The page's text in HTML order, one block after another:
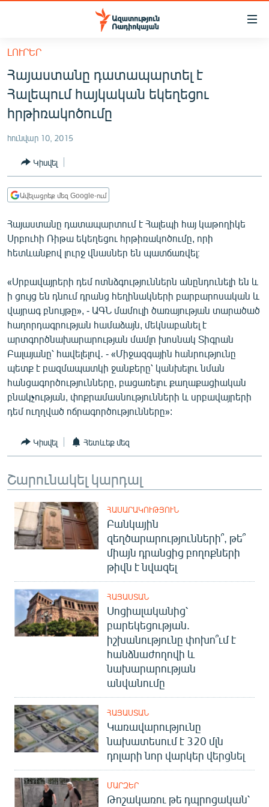
Մատչելիության
հիմնական
բովանդակությանը
Անցնել
հիմնական
մենյուին
ՀԱՅԱՍՏԱՆ
ՔԱՂԱՔԱԿԱՆ
ՀԱՍԱՐԱԿՈՒԹՅՈՒՆ
ՏՆՏԵՍՈՒԹՅՈՒՆ
ՊԱՏԵՐԱԶՄԻ 6 ՇԱԲԱԹՆԵՐԸ
ՏԱՐԱԾԱՇՐՋԱՆ
ՄԻՋԱԶԳԱՅԻՆ
ՄՇԱԿՈՒՅԹ
ՍՊՈՐՏ
ՄԵԿՆԱԲԱՆՈՒԹՅՈՒՆ
ՏՏ ԵՒ ԻՆՏԵՐՆԵՏ
ԿՈՐՈՆԱՎԻՐՈՒՍ
ԱՐԽԻՎ
ՁԳՏԵԼՈՎ ԼԱՎԱԳՈՒՅՆԻՆ
Հայերեն
English
ՀԵՏԵՎԵՔ ՄԵԶ
«Ազատության» բոլոր կայքերը
ԼՈՒՐԵՐ
Հայաստանը դատապարտել է
Հալեպում հայկական եկեղեցու
հրթիռակոծումը
հունվար 10, 2015
Կիսվել
Ավելացրեք մեզ Google-ում
Հայաստանը դատապարտում է Հալեպի հայ կաթողիկե
Սրբուհի Ռիթա եկեղեցու հրթիռակոծումը, որի
հետևանքով լուրջ վնասներ են պատճառվել։
«Սրբավայրերի դեմ ոտնձգություններն անընդունելի են և
ի ցույց են դնում դրանց հեղինակների բարբարոսական և
վայրագ բնույթը», - ԱԳՆ մամուլի ծառայության տարածած
հաղորդագրության համաձայն, մեկնաբանել է
արտգործնախարարության մամլո խոսնակ Տիգրան
Բալայանը՝ հավելելով․ - «Միջազգային հանրությունը
պետք է բազմապատկի ջանքերը՝ կանխելու նման
հանցագործությունները, բացառելու քաղաքացիական
բնակչության, փոքրամասնությունների և սրբավայրերի
դեմ ուղղված ոճրագործությունները»:
Կիսվել Հետևեք մեզ
Շարունակել կարդալ
ՀԱՍԱՐԱԿՈՒԹՅՈՒՆ
Բանկային
զեղծարարությունների՞, թե՞
միայն դրանցից բողոքների
թիվն է նվազել
ՀԱՅԱՍՏԱՆ
Սոցիալականից՝
բարեկեցության.
իշխանությունը փոխո՞ւմ է
հանձնաժողովի և
նախարարության
անվանումը
ՀԱՅԱՍՏԱՆ
Կառավարությունը
նախատեսում է 320 մլն
դոլարի նոր վարկեր վերցնել
ՄԱՐԶԵՐ
Թոշակառու թե դպրոցական՝